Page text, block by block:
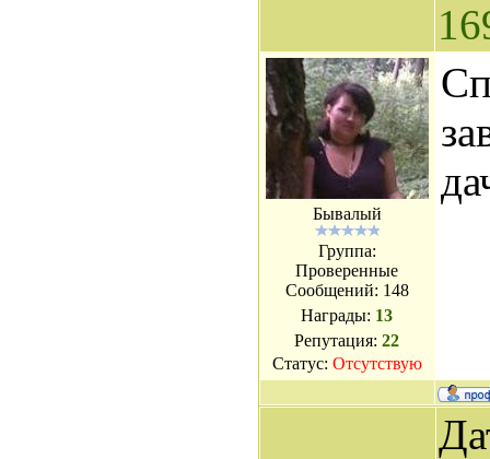
Бывалый
Группа:
Проверенные
Сообщений: 148
Награды: 13
Репутация:22
Статус: Отсутствую